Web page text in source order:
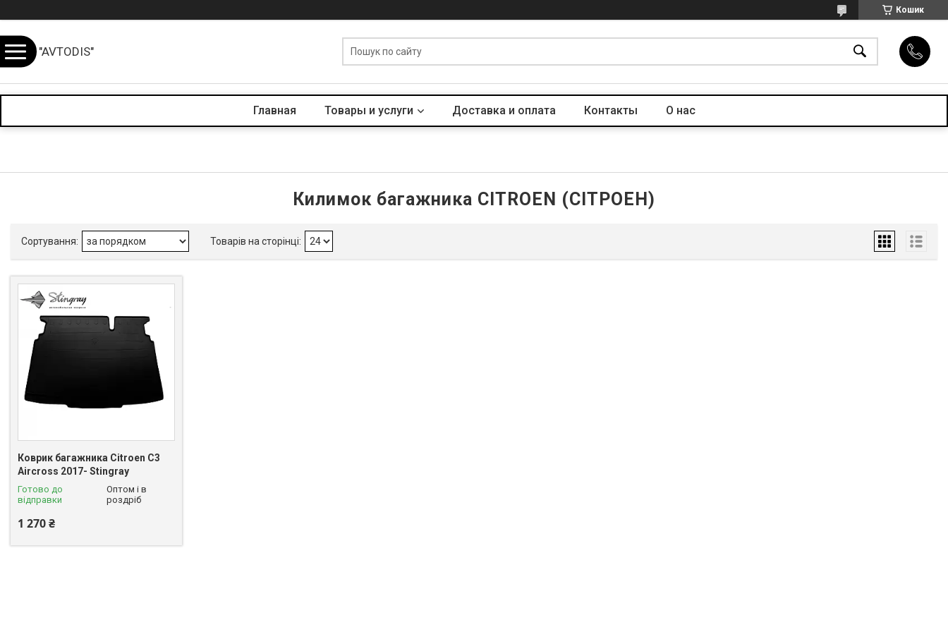
Кошик
"AVTODIS"
Главная Товары и услуги Доставка и оплата Контакты О нас
Килимок багажника CITROEN (СІТРОЕН)
Коврик багажника Citroen C3
Aircross 2017- Stingray
Готово до
відправки
Оптом і в
роздріб
1 270 ₴